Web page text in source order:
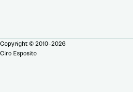
Copyright © 2010–2026
Ciro Esposito